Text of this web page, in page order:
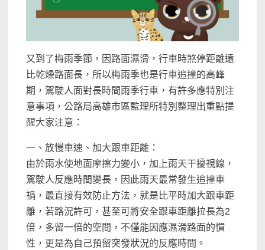
又到了梅雨季節，因路面濕滑，行車時煞停距離遠
比乾燥路面長，所以梅雨季也是行車追撞的高峰
期，駕駛人面對長時間雨季行車，有許多應特別注
意事項，公路局高雄市區監理所特別整理出重點提
醒大家注意：
一、放慢車速、加大跟車距離：
由於雨水使地面摩擦力變小，加上雨天干擾視線，
駕駛人反應時間變長，因此雨天最常發生追撞車
禍，最直接有效防止方法，就是比平時加大跟車距
離，若路況許可，甚至可將安全跟車距離拉長為2
倍，多留一倍的空間，不僅能因應濕滑路面的慣
性，更是為自己預留突發狀況的反應時間。